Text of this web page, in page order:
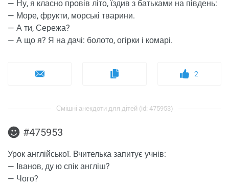
— Ну, я класно провів літо, їздив з батьками на південь:
— Море, фрукти, морські тварини.
— А ти, Сережа?
— А що я? Я на дачі: болото, огірки і комарі.
2
Смішні анекдоти для дітей (id: 475953)
#475953
Урок англійської. Вчителька запитує учнів:
— Іванов, ду ю спік англіш?
— Чого?